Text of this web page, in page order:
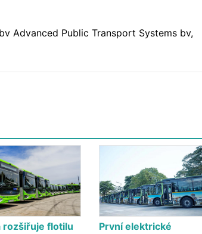
Advanced Public Transport Systems bv,
rozšiřuje flotilu
První elektrické